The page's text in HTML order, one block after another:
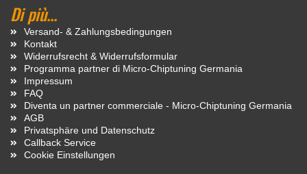
Di più...
Versand- & Zahlungsbedingungen
Kontakt
Widerrufsrecht & Widerrufsformular
Programma partner di Micro-Chiptuning Germania
Impressum
FAQ
Diventa un partner commerciale - Micro-Chiptuning Germania
AGB
Privatsphäre und Datenschutz
Callback Service
Cookie Einstellungen